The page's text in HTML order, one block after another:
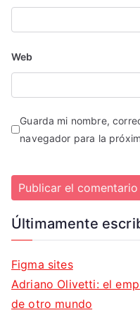
Web
Guarda mi nombre,
navegador para la
Últimamente
Figma sites
Adriano Olivetti: el
de otro mundo